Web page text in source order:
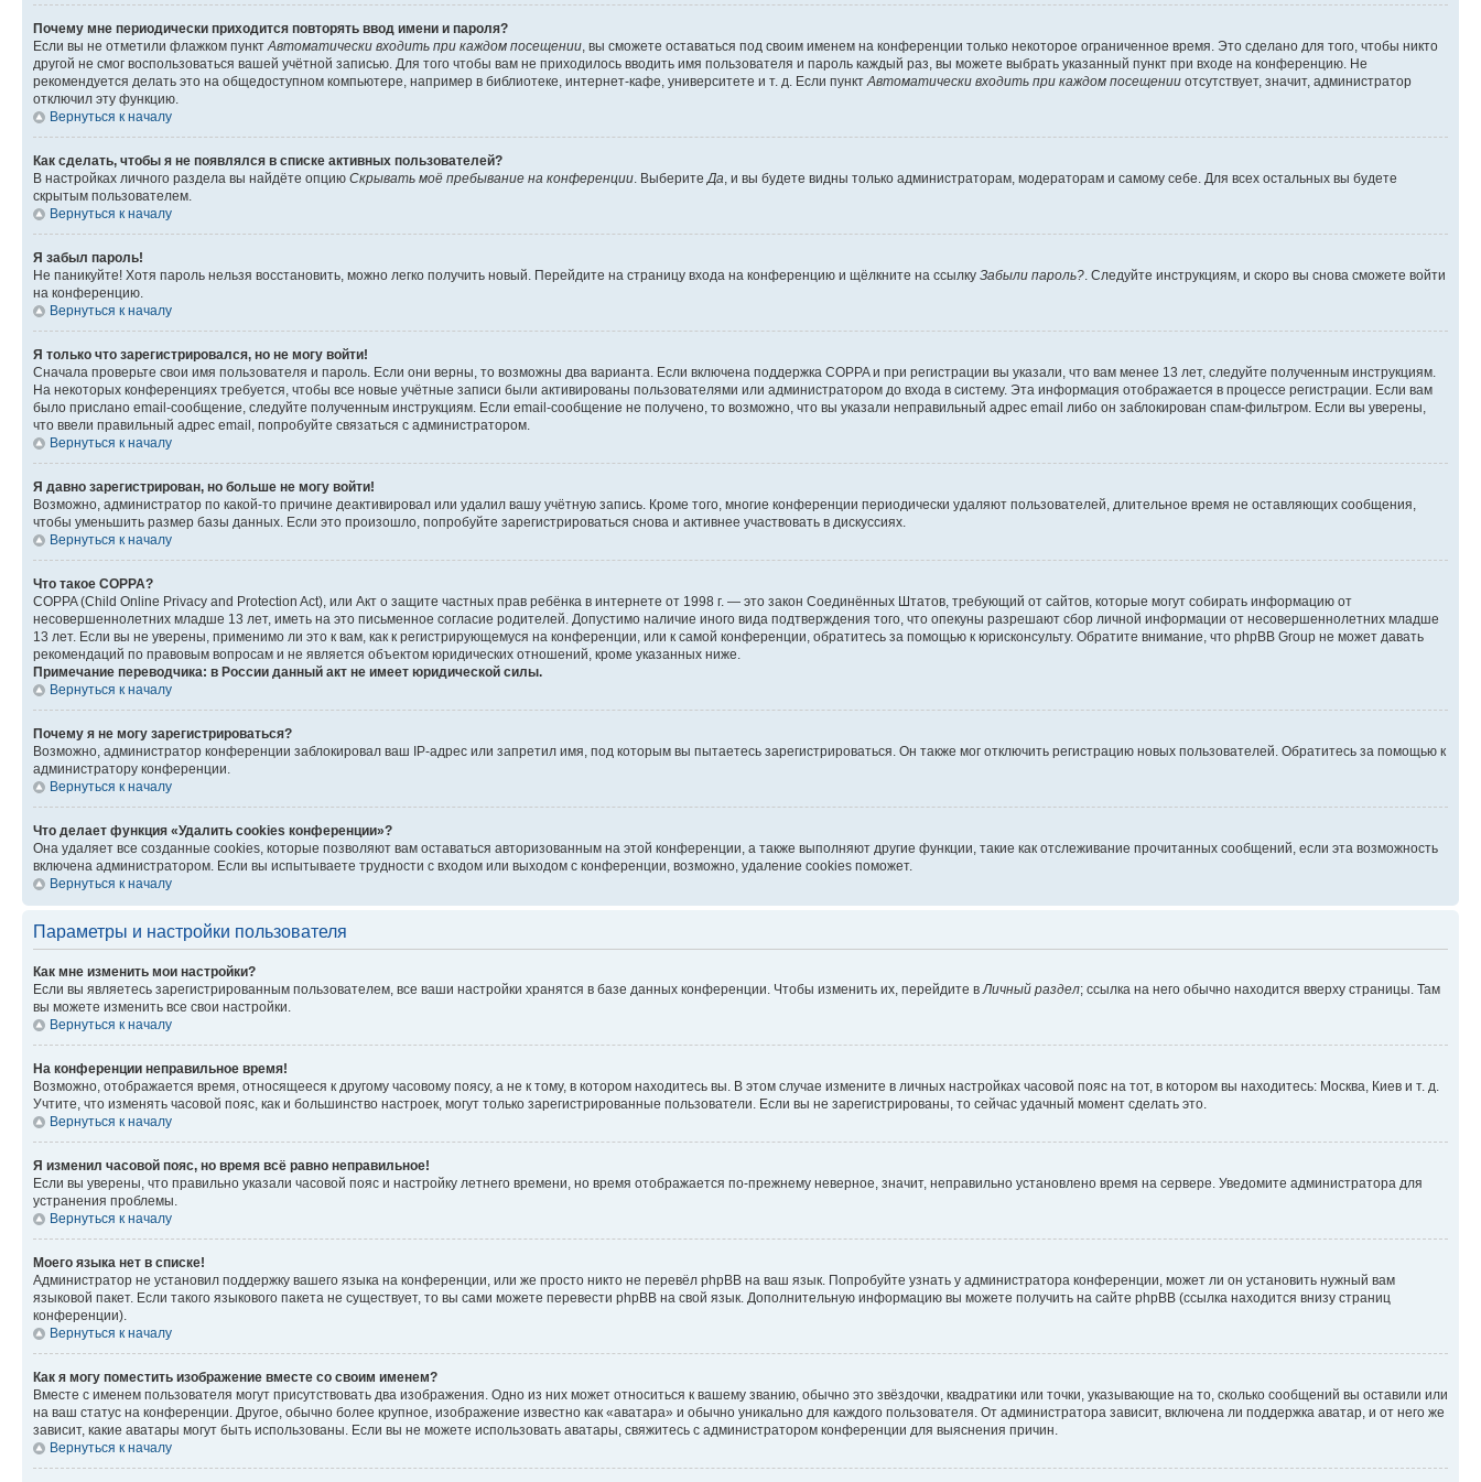
Почему мне периодически приходится повторять ввод имени и пароля?
Если вы не отметили флажком пункт Автоматически входить при каждом посещении , вы сможете оставаться под своим именем на конференции только некоторое ограниченное время. Это сделано для того, чтобы никто
другой не смог воспользоваться вашей учётной записью. Для того чтобы вам не приходилось вводить имя пользователя и пароль каждый раз, вы можете выбрать указанный пункт при входе на конференцию. Не
рекомендуется делать это на общедоступном компьютере, например в библиотеке, интернет-кафе, университете и т. д. Если пункт Автоматически входить при каждом посещении отсутствует, значит, администратор
отключил эту функцию.
Вернуться к началу
Как сделать, чтобы я не появлялся в списке активных пользователей?
В настройках личного раздела вы найдёте опцию Скрывать моё пребывание на конференции . Выберите Да , и вы будете видны только администраторам, модераторам и самому себе. Для всех остальных вы будете
скрытым пользователем.
Вернуться к началу
Я забыл пароль!
Не паникуйте! Хотя пароль нельзя восстановить, можно легко получить новый. Перейдите на страницу входа на конференцию и щёлкните на ссылку Забыли пароль? . Следуйте инструкциям, и скоро вы снова сможете войти
на конференцию.
Вернуться к началу
Я только что зарегистрировался, но не могу войти!
Сначала проверьте свои имя пользователя и пароль. Если они верны, то возможны два варианта. Если включена поддержка COPPA и при регистрации вы указали, что вам менее 13 лет, следуйте полученным инструкциям.
На некоторых конференциях требуется, чтобы все новые учётные записи были активированы пользователями или администратором до входа в систему. Эта информация отображается в процессе регистрации. Если вам
было прислано email-сообщение, следуйте полученным инструкциям. Если email-сообщение не получено, то возможно, что вы указали неправильный адрес email либо он заблокирован спам-фильтром. Если вы уверены,
что ввели правильный адрес email, попробуйте связаться с администратором.
Вернуться к началу
Я давно зарегистрирован, но больше не могу войти!
Возможно, администратор по какой-то причине деактивировал или удалил вашу учётную запись. Кроме того, многие конференции периодически удаляют пользователей, длительное время не оставляющих сообщения,
чтобы уменьшить размер базы данных. Если это произошло, попробуйте зарегистрироваться снова и активнее участвовать в дискуссиях.
Вернуться к началу
Что такое COPPA?
COPPA (Child Online Privacy and Protection Act), или Акт о защите частных прав ребёнка в интернете от 1998 г. — это закон Соединённых Штатов, требующий от сайтов, которые могут собирать информацию от
несовершеннолетних младше 13 лет, иметь на это письменное согласие родителей. Допустимо наличие иного вида подтверждения того, что опекуны разрешают сбор личной информации от несовершеннолетних младше
13 лет. Если вы не уверены, применимо ли это к вам, как к регистрирующемуся на конференции, или к самой конференции, обратитесь за помощью к юрисконсульту. Обратите внимание, что phpBB Group не может давать
рекомендаций по правовым вопросам и не является объектом юридических отношений, кроме указанных ниже.
Примечание переводчика: в России данный акт не имеет юридической силы.
Вернуться к началу
Почему я не могу зарегистрироваться?
Возможно, администратор конференции заблокировал ваш IP-адрес или запретил имя, под которым вы пытаетесь зарегистрироваться. Он также мог отключить регистрацию новых пользователей. Обратитесь за помощью к
администратору конференции.
Вернуться к началу
Что делает функция «Удалить cookies конференции»?
Она удаляет все созданные cookies, которые позволяют вам оставаться авторизованным на этой конференции, а также выполняют другие функции, такие как отслеживание прочитанных сообщений, если эта возможность
включена администратором. Если вы испытываете трудности с входом или выходом с конференции, возможно, удаление cookies поможет.
Вернуться к началу
Параметры и настройки пользователя
Как мне изменить мои настройки?
Если вы являетесь зарегистрированным пользователем, все ваши настройки хранятся в базе данных конференции. Чтобы изменить их, перейдите в Личный раздел; ссылка на него обычно находится вверху страницы. Там
вы можете изменить все свои настройки.
Вернуться к началу
На конференции неправильное время!
Возможно, отображается время, относящееся к другому часовому поясу, а не к тому, в котором находитесь вы. В этом случае измените в личных настройках часовой пояс на тот, в котором вы находитесь: Москва, Киев и т. д.
Учтите, что изменять часовой пояс, как и большинство настроек, могут только зарегистрированные пользователи. Если вы не зарегистрированы, то сейчас удачный момент сделать это.
Вернуться к началу
Я изменил часовой пояс, но время всё равно неправильное!
Если вы уверены, что правильно указали часовой пояс и настройку летнего времени, но время отображается по-прежнему неверное, значит, неправильно установлено время на сервере. Уведомите администратора для
устранения проблемы.
Вернуться к началу
Моего языка нет в списке!
Администратор не установил поддержку вашего языка на конференции, или же просто никто не перевёл phpBB на ваш язык. Попробуйте узнать у администратора конференции, может ли он установить нужный вам
языковой пакет. Если такого языкового пакета не существует, то вы сами можете перевести phpBB на свой язык. Дополнительную информацию вы можете получить на сайте phpBB (ссылка находится внизу страниц
конференции).
Вернуться к началу
Как я могу поместить изображение вместе со своим именем?
Вместе с именем пользователя могут присутствовать два изображения. Одно из них может относиться к вашему званию, обычно это звёздочки, квадратики или точки, указывающие на то, сколько сообщений вы оставили или
на ваш статус на конференции. Другое, обычно более крупное, изображение известно как «аватара» и обычно уникально для каждого пользователя. От администратора зависит, включена ли поддержка аватар, и от него же
зависит, какие аватары могут быть использованы. Если вы не можете использовать аватары, свяжитесь с администратором конференции для выяснения причин.
Вернуться к началу